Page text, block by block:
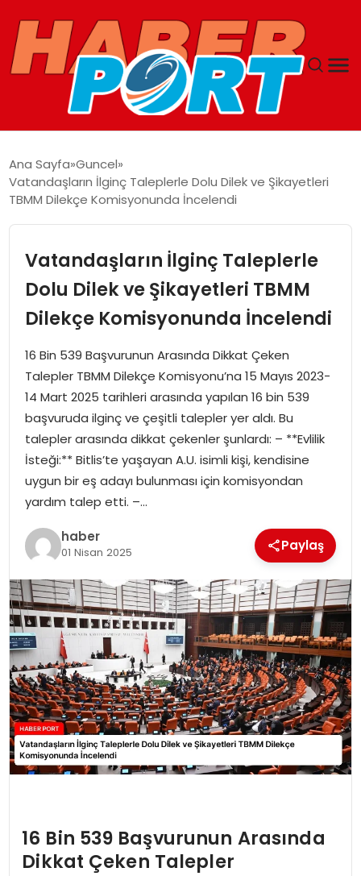
GUNCEL
SPOR
MAGAZIN
SPOR
EĞITIM
OTOMOBIL
TEKNOLOJI
Ana Sayfa Guncel
Vatandaşların İlginç Taleplerle Dolu Dilek ve Şikayetleri
TBMM Dilekçe Komisyonunda İncelendi
Vatandaşların İlginç Taleplerle
Dolu Dilek ve Şikayetleri TBMM
Dilekçe Komisyonunda İncelendi
16 Bin 539 Başvurunun Arasında Dikkat Çeken
Talepler TBMM Dilekçe Komisyonu’na 15 Mayıs 2023-
14 Mart 2025 tarihleri arasında yapılan 16 bin 539
başvuruda ilginç ve çeşitli talepler yer aldı. Bu
talepler arasında dikkat çekenler şunlardı: – **Evlilik
İsteği:** Bitlis’te yaşayan A.U. isimli kişi, kendisine
uygun bir eş adayı bulunması için komisyondan
yardım talep etti. –…
haber
01 Nisan 2025 Paylaş
16 Bin 539 Başvurunun Arasında
Dikkat Çeken Talepler